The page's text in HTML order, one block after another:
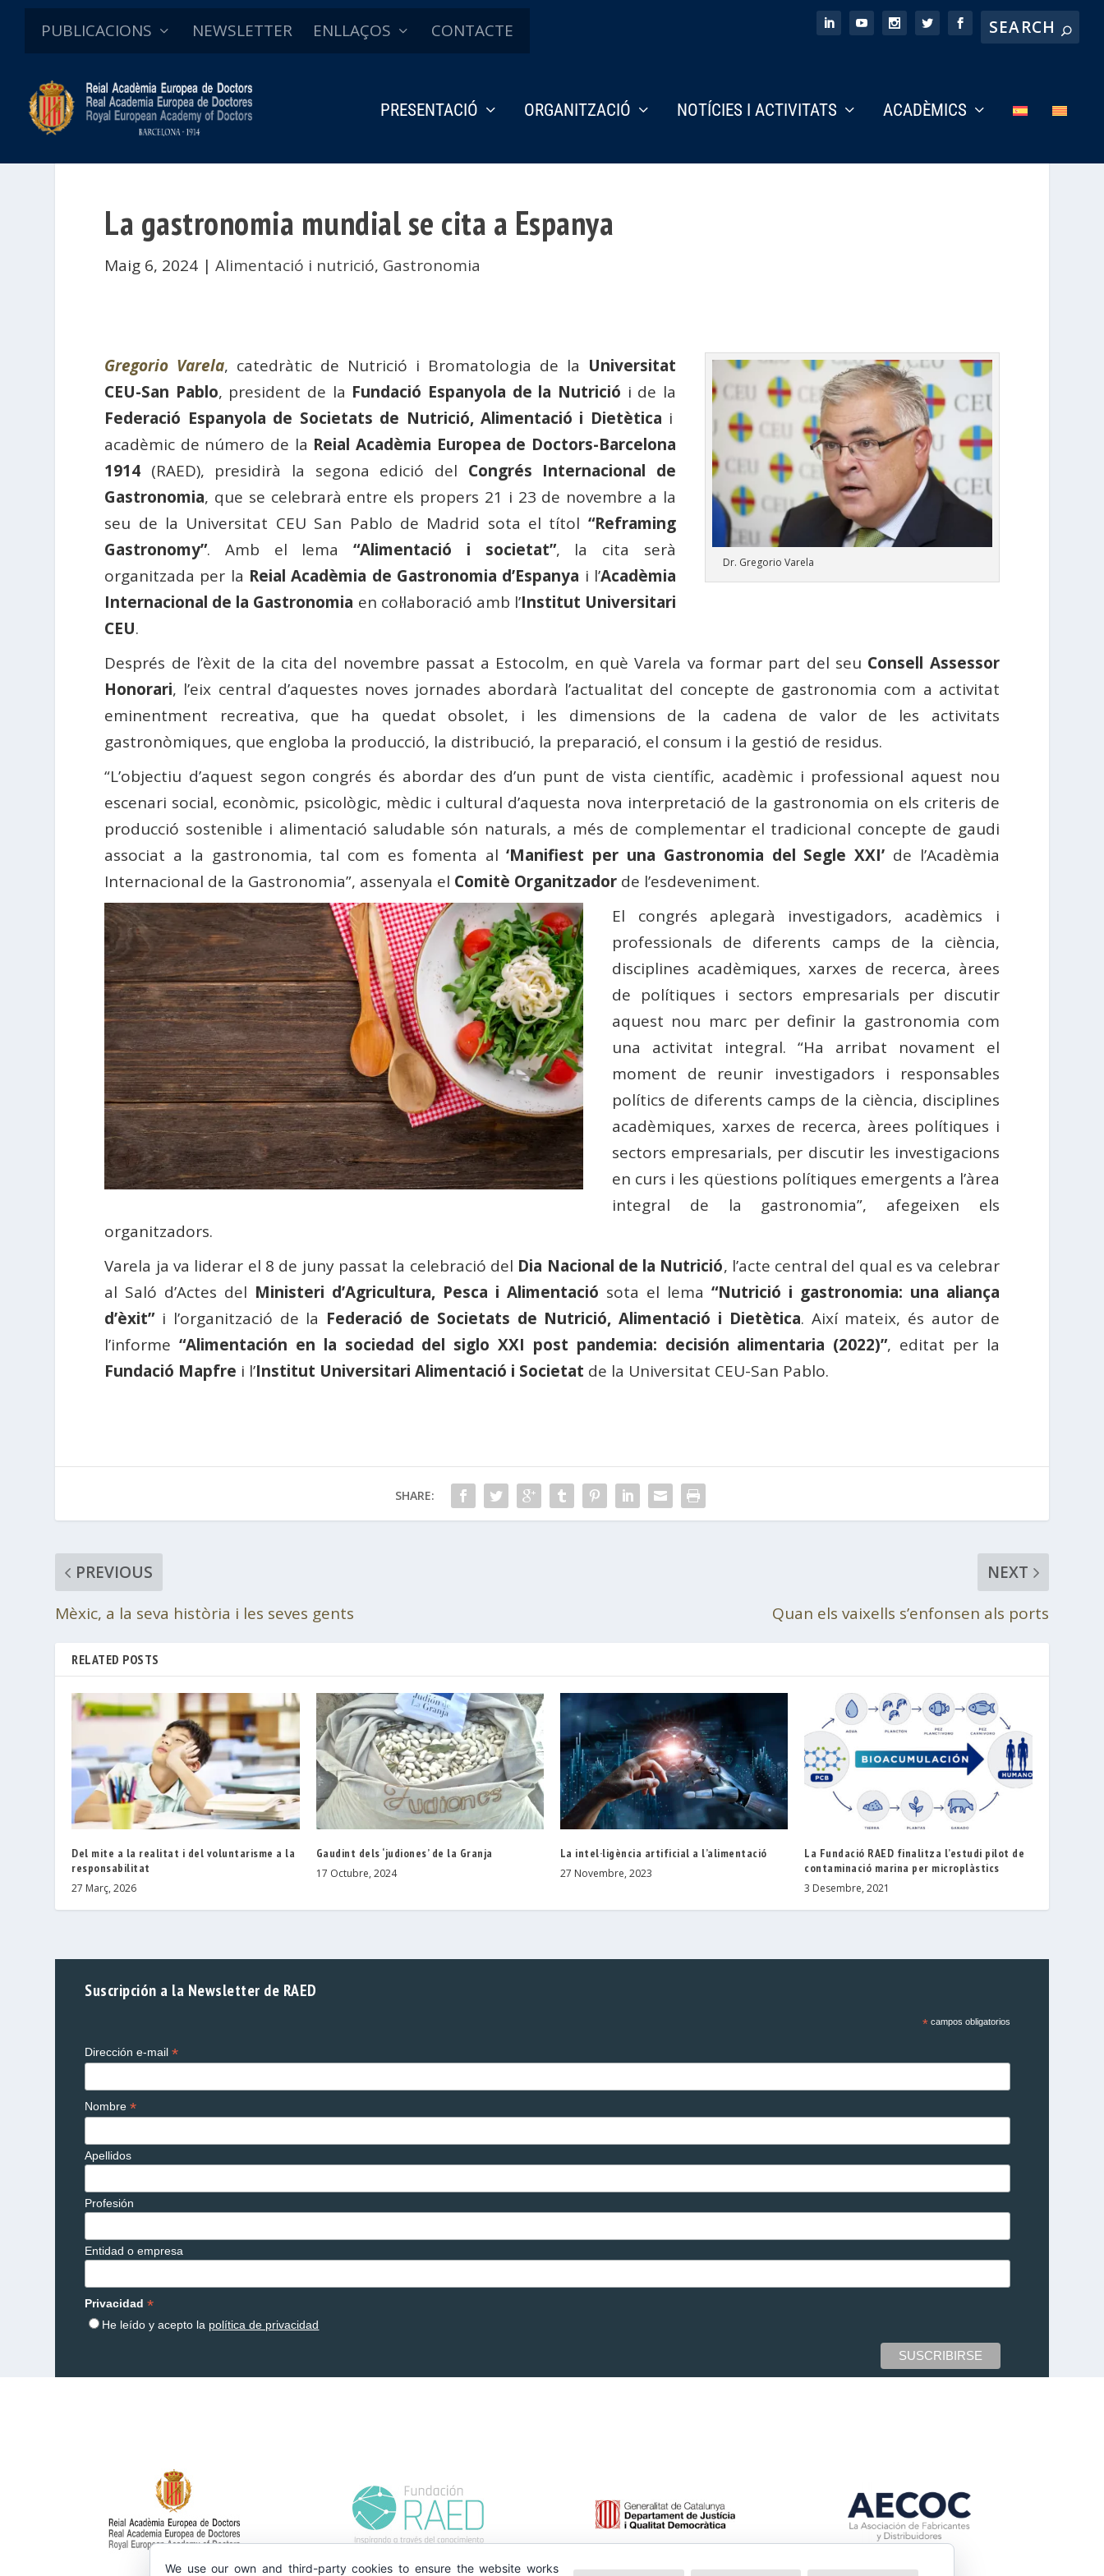
PUBLICACIONS NEWSLETTER ENLLAÇOS CONTACTE
PRESENTACIÓ ORGANITZACIÓ NOTÍCIES I ACTIVITATS ACADÈMICS
La gastronomia mundial se cita a Espanya
Maig 6, 2024 |Alimentació i nutrició, Gastronomia
Dr. Gregorio Varela
Gregorio Varela, catedràtic de Nutrició i Bromatologia de la Universitat
CEU-San Pablo, president de la Fundació Espanyola de la Nutrició i de la
Federació Espanyola de Societats de Nutrició, Alimentació i Dietètica i
acadèmic de número de la Reial Acadèmia Europea de Doctors-Barcelona
1914 (RAED), presidirà la segona edició del Congrés Internacional de
Gastronomia, que se celebrarà entre els propers 21 i 23 de novembre a la
seu de la Universitat CEU San Pablo de Madrid sota el títol “Reframing
Gastronomy”. Amb el lema“Alimentació i societat”, la cita serà
organitzada per la Reial Acadèmia de Gastronomia d’Espanya i l’Acadèmia
Internacional de la Gastronomia en col·laboració amb l’Institut Universitari
CEU.
Després de l’èxit de la cita del novembre passat a Estocolm, en què Varela va formar part del seu Consell Assessor
Honorari, l’eix central d’aquestes noves jornades abordarà l’actualitat del concepte de gastronomia com a activitat
eminentment recreativa, que ha quedat obsolet, i les dimensions de la cadena de valor de les activitats
gastronòmiques, que engloba la producció, la distribució, la preparació, el consum i la gestió de residus.
“L’objectiu d’aquest segon congrés és abordar des d’un punt de vista científic, acadèmic i professional aquest nou
escenari social, econòmic, psicològic, mèdic i cultural d’aquesta nova interpretació de la gastronomia on els criteris de
producció sostenible i alimentació saludable són naturals, a més de complementar el tradicional concepte de gaudi
associat a la gastronomia, tal com es fomenta al‘Manifiest per una Gastronomia del Segle XXI’ de l’Acadèmia
Internacional de la Gastronomia”, assenyala el Comitè Organitzador de l’esdeveniment.
El congrés aplegarà investigadors, acadèmics i
professionals de diferents camps de la ciència,
disciplines acadèmiques, xarxes de recerca, àrees
de polítiques i sectors empresarials per discutir
aquest nou marc per definir la gastronomia com
una activitat integral. “Ha arribat novament el
moment de reunir investigadors i responsables
polítics de diferents camps de la ciència, disciplines
acadèmiques, xarxes de recerca, àrees polítiques i
sectors empresarials, per discutir les investigacions
en curs i les qüestions polítiques emergents a l’àrea
integral de la gastronomia”, afegeixen els
organitzadors.
Varela ja va liderar el 8 de juny passat la celebració del Dia Nacional de la Nutrició, l’acte central del qual es va celebrar
al Saló d’Actes del Ministeri d’Agricultura, Pesca i Alimentació sota el lema “Nutrició i gastronomia: una aliança
d’èxit”i l’organització de la Federació de Societats de Nutrició, Alimentació i Dietètica. Així mateix, és autor de
l’informe“Alimentación en la sociedad del siglo XXI post pandemia: decisión alimentaria (2022)”, editat per la
Fundació Mapfre i l’Institut Universitari Alimentació i Societat de la Universitat CEU-San Pablo.
SHARE:
PREVIOUS
Mèxic, a la seva història i les seves gents
NEXT
Quan els vaixells s’enfonsen als ports
RELATED POSTS
Del mite a la realitat i del voluntarisme a la
responsabilitat
27 Març, 2026
Gaudint dels ‘judiones’ de la Granja
17 Octubre, 2024
La intel·ligència artificial a l’alimentació
27 Novembre, 2023
La Fundació RAED finalitza l’estudi pilot de
contaminació marina per microplàstics
3 Desembre, 2021
Suscripción a la Newsletter de RAED
*campos obligatorios
Dirección e-mail*
Nombre*
Apellidos
Profesión
Entidad o empresa
Privacidad*
He leído y acepto la política de privacidad
We use our own and third-party cookies to ensure the website works